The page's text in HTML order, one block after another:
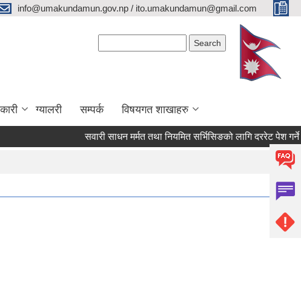
info@umakundamun.gov.np / ito.umakundamun@gmail.com
ग्यालरी सम्पर्क विषयगत शाखाहरु
सवारी साधन मर्मत तथा नियमित सर्भिसिङको लागि दररेट पेश गर्ने